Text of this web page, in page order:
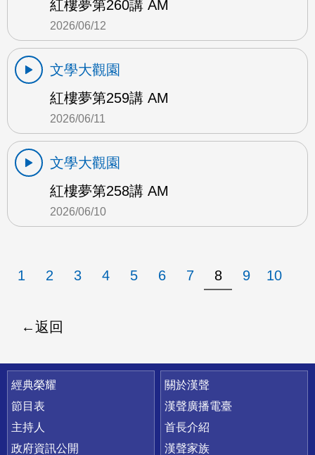
紅樓夢第260講 AM
2026/06/12
文學大觀園
紅樓夢第259講 AM
2026/06/11
文學大觀園
紅樓夢第258講 AM
2026/06/10
1 2 3 4 5 6 7 8 9 10
返回
快速連結
經典榮耀
節目表
主持人
政府資訊公開
關於漢聲
漢聲廣播電臺
首長介紹
漢聲家族